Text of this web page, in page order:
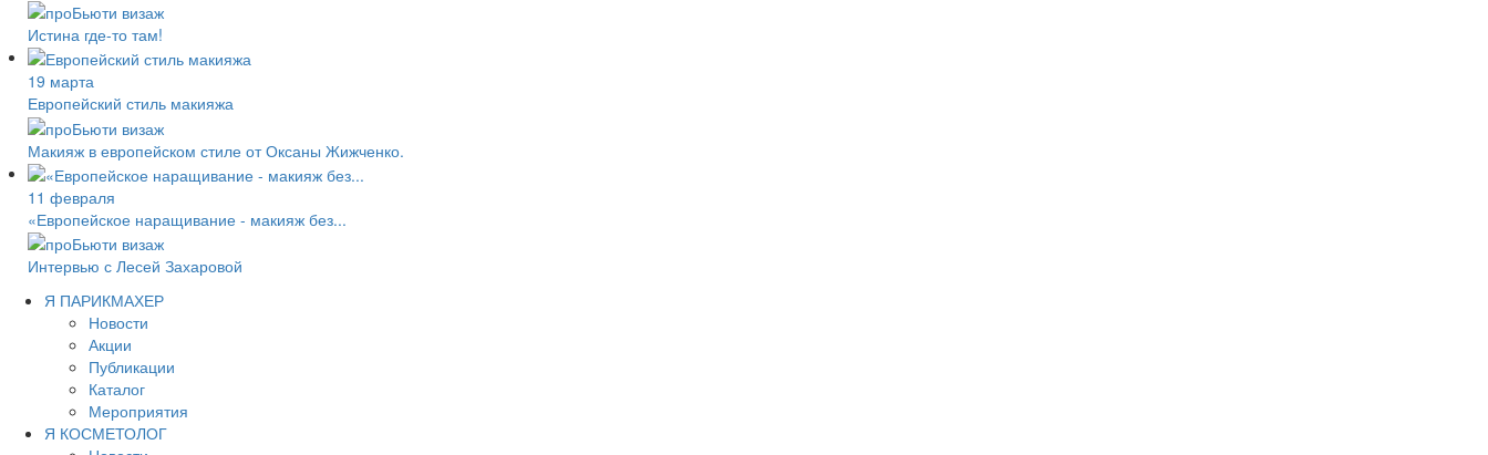
Истина где-то там!
19 марта
Европейский стиль макияжа
Макияж в европейском стиле от Оксаны Жижченко.
11 февраля
«Европейское наращивание - макияж без...
Интервью с Лесей Захаровой
Я ПАРИКМАХЕР
Новости
Акции
Публикации
Каталог
Мероприятия
Я КОСМЕТОЛОГ